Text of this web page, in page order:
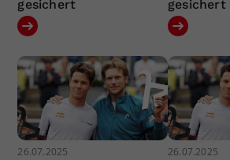
gesichert
gesichert
26.07.2025 26.07.2025